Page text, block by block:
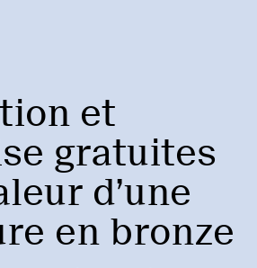
et
gratuites
d’une
en bronze